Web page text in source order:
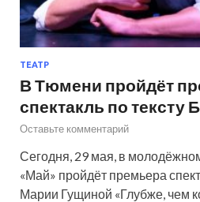
ТЕАТР
В Тюмени пройдёт
спектакль по тексту
Оставьте комментарий
Сегодня, 29 мая, в
«Май» пройдёт премьера
Марии Гущиной «Глубже, чем